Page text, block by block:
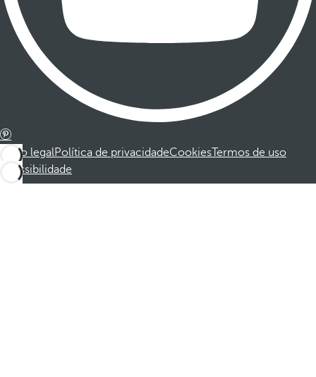
Aviso legalPolítica de privacidadeCookiesTermos de uso
Acessibilidade